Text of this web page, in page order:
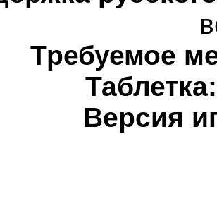
Требуемое
Версия